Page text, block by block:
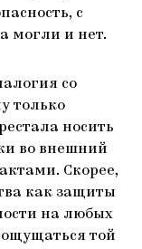
с
могли и нет.
со
только
носить
во внешний
Скорее,
как защиты
на любых
той